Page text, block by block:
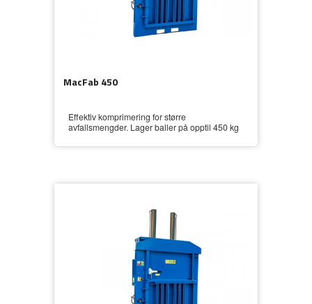
MacFab 450
Effektiv komprimering for større
avfallsmengder. Lager baller på opptil 450 kg